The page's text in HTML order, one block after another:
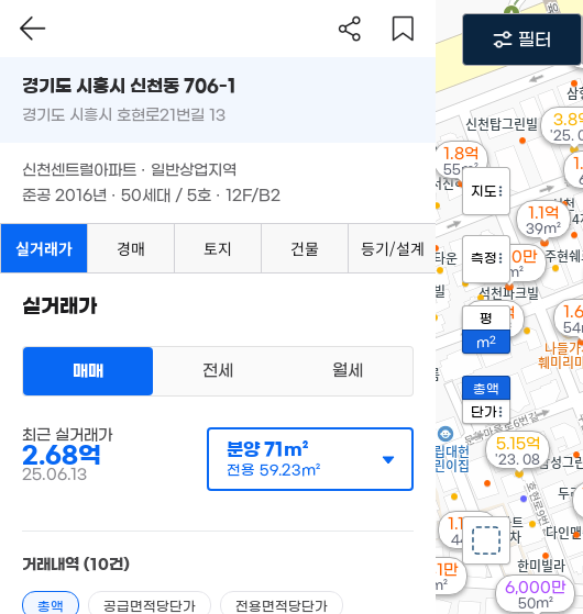
1.14억
58m²
1.12억
44m²
1.1억
39m²
3.8
'25.
1.8억
55m²
5.15억
'23. 08
8,641만
40m²
7,000만
51m²
6,000만
50m²
지도
측정
평
m2
총액
단가
필터
경기도 시흥시 신천동 706-1
경기도 시흥시 호현로21번길 13
신천센트럴아파트 · 일반상업지역
준공 2016년 · 50세대 / 5호 · 12F/B2
실거래가 경매 토지 건물 등기/설계
실거래가
매매 전세 월세
최근 실거래가
2.68억
25.06.13
분양71m²
전용 59.23m²
거래내역 (10건)
총액 공급면적당단가 전용면적당단가